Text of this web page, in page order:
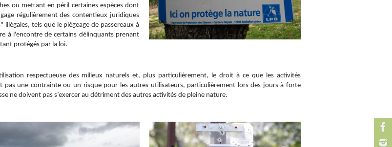
ou mettant en péril certaines espèces dont
régulièrement des contentieux juridiques
tels que le piégeage de passereaux à
à l'encontre de certains délinquants prenant
protégés par la loi.
respectueuse des milieux naturels et, plus particulièrement, le droit à ce que les activités
une contrainte ou un risque pour les autres utilisateurs, particulièrement lors des jours à forte
ne doivent pas s’exercer au détriment des autres activités de pleine nature.